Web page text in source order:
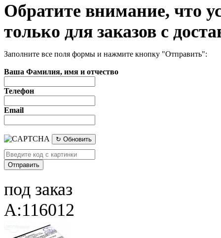
Обратите внимание, что
только для заказов с
Заполните все поля формы и нажмите кнопку "Отправить":
Ваша Фамилия, имя и отчество
Телефон
Email
↻ Обновить
под заказ
A:116012